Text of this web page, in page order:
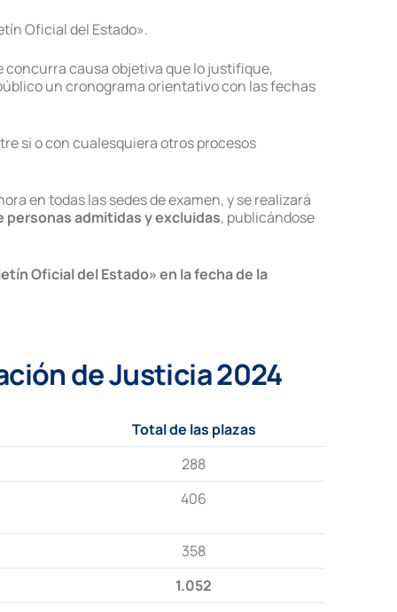
Oficial del Estado».
causa objetiva que lo justifique,
un cronograma orientativo con las fechas
si o con cualesquiera otros procesos
en todas las sedes de examen, y se realizará
personas admitidas y excluidas, publicándose
Oficial del Estado» en la fecha de la
de Justicia 2024
Total de las plazas
288
406
358
1.052